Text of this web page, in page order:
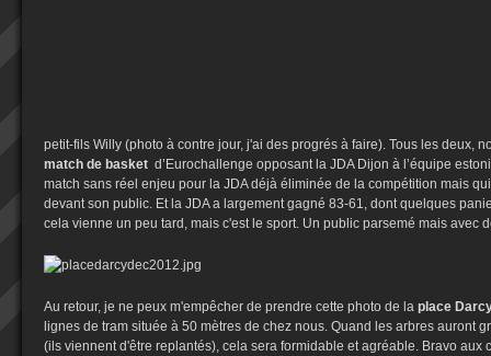
petit-fils Willy (photo à contre jour, j'ai des progrés à faire). Tous les deux,
match de basket d’Eurochallenge opposant la JDA Dijon à l’équipe
match sans réel enjeu pour la JDA déjà éliminée de la compétition mais
devant son public. Et la JDA a largement gagné 83-61, dont quelques
cela vienne un peu tard, mais c'est le sport. Un public parsemé mais avec
Au retour, je ne peux m'empêcher de prendre cette photo de la place
lignes de tram située à 50 mètres de chez nous. Quand les arbres auront
(ils viennent d'être replantés), cela sera formidable et agréable. Bravo aux